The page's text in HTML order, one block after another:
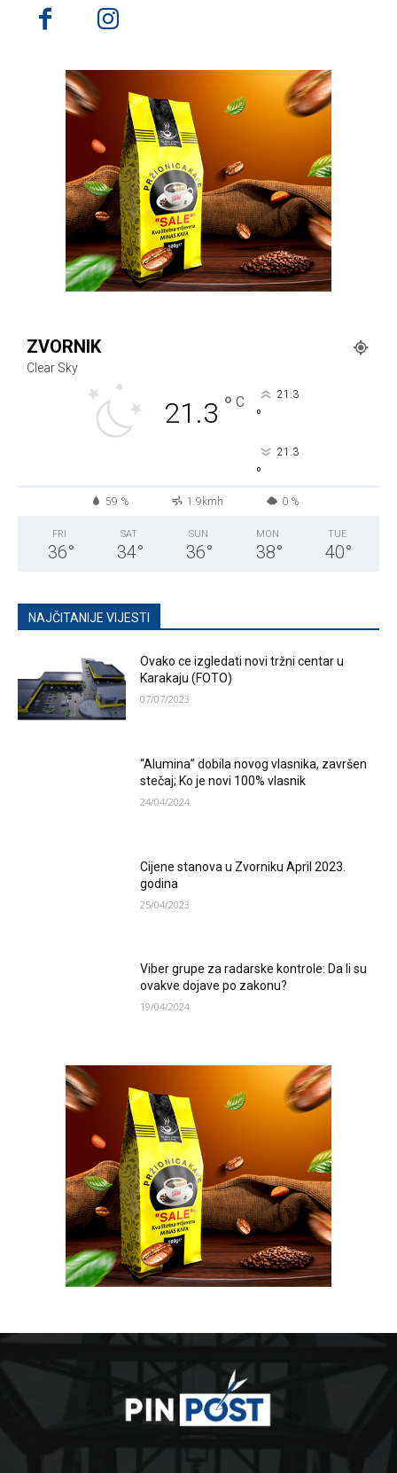
ZVORNIK
Clear Sky
21.3 ° C 21.3
°
21.3
°
59 % 1.9kmh 0 %
FRI
36°
SAT
34°
SUN
36°
MON
38°
TUE
40°
NAJČITANIJE VIJESTI
Ovako ce izgledati novi tržni centar u
Karakaju (FOTO)
07/07/2023
“Alumina” dobila novog vlasnika, završen
stečaj; Ko je novi 100% vlasnik
24/04/2024
Cijene stanova u Zvorniku April 2023.
godina
25/04/2023
Viber grupe za radarske kontrole: Da li su
ovakve dojave po zakonu?
19/04/2024